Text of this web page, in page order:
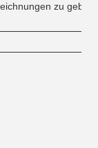
zu